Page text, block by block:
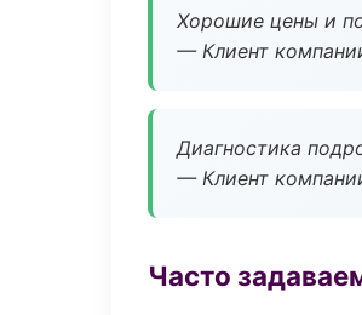
Хорошие цены и
— Клиент
Диагностика
— Клиент
Часто